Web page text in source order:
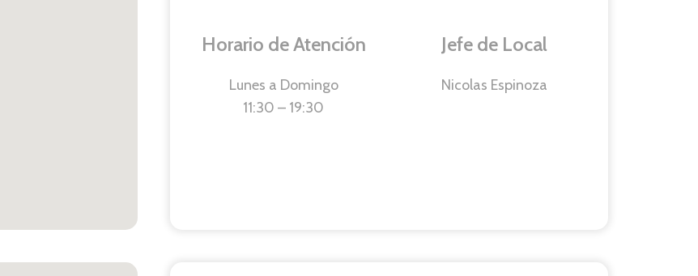
Horario de Atención
Lunes a Domingo
11:30 – 19:30
Jefe de Local
Nicolas Espinoza